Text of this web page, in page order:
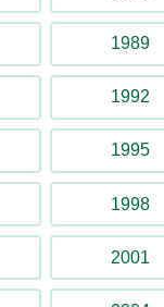
1989
1992
1995
1998
2001